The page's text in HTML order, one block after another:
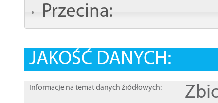
Przecina:
JAKOŚĆ DANYCH:
Informacje na temat danych źródłowych: